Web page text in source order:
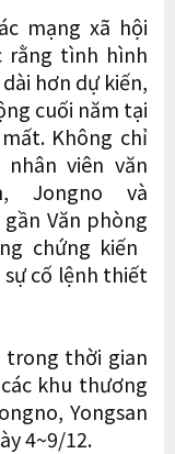
mạng xã hội
rằng tình hình
hơn dự kiến,
cuối năm tại
Không chỉ
viên văn
Jongno và
Văn phòng
chứng kiến
cố lệnh thiết
thời gian
khu thương
Yongsan
4~9/12.